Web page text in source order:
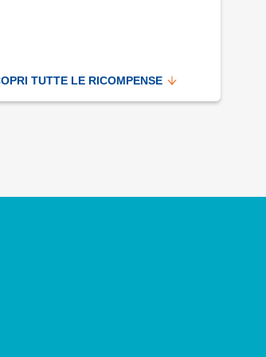
TUTTE LE RICOMPENSE